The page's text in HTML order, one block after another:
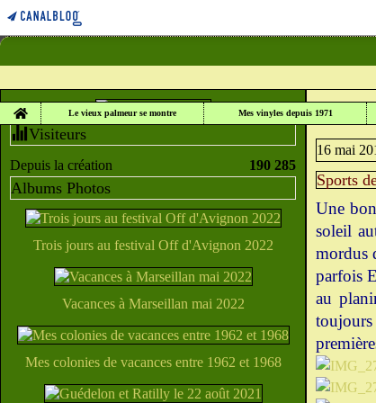
Home
Le vieux palmeur se montre Mes vinyles depuis 1971
Visiteurs
Depuis la création 190 285
Albums Photos
Trois jours au festival Off d'Avignon 2022
Vacances à Marseillan mai 2022
Mes colonies de vacances entre 1962 et 1968
LE VIEUX
16 mai
Sports
Une
soleil
mordus
parfois
au